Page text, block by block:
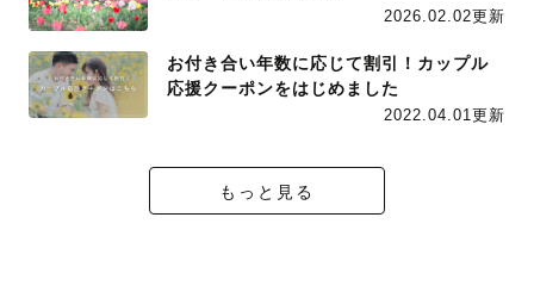
2026.02.02更新
お付き合い年数に応じて割引！カップル
応援クーポンをはじめました
2022.04.01更新
もっと見る